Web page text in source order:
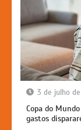
3 de julho
Copa do
gastos